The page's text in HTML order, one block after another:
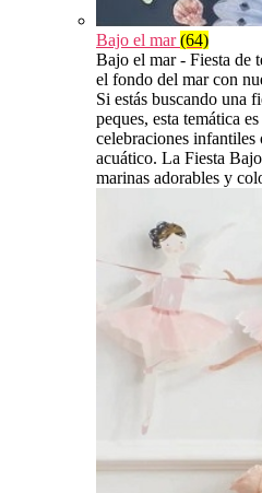
Bajo el mar(64)
Bajo el mar - Fiesta de
el fondo del mar con
Si estás buscando una
peques, esta temática
celebraciones
acuático. La Fiesta
marinas adorables y